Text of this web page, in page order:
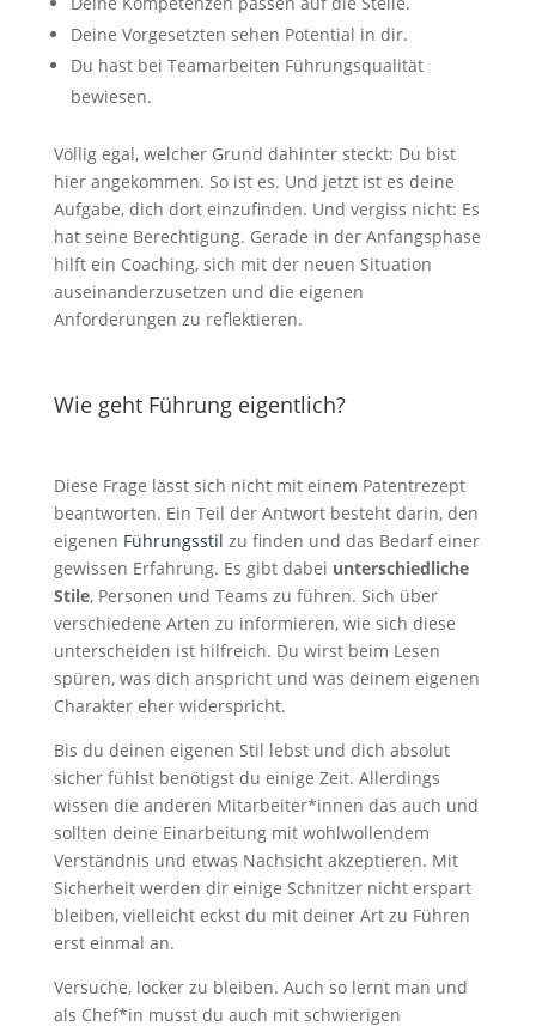
Deine Vorgesetzten sehen Potential in dir.
Du hast bei Teamarbeiten Führungsqualität
bewiesen.
Völlig egal, welcher Grund dahinter steckt: Du bist
hier angekommen. So ist es. Und jetzt ist es deine
Aufgabe, dich dort einzufinden. Und vergiss nicht: Es
hat seine Berechtigung. Gerade in der Anfangsphase
hilft ein Coaching, sich mit der neuen Situation
auseinanderzusetzen und die eigenen
Anforderungen zu reflektieren.
Wie geht Führung eigentlich?
Diese Frage lässt sich nicht mit einem Patentrezept
beantworten. Ein Teil der Antwort besteht darin, den
eigenen Führungsstil zu finden und das Bedarf einer
gewissen Erfahrung. Es gibt dabei unterschiedliche
Stile, Personen und Teams zu führen. Sich über
verschiedene Arten zu informieren, wie sich diese
unterscheiden ist hilfreich. Du wirst beim Lesen
spüren, was dich anspricht und was deinem eigenen
Charakter eher widerspricht.
Bis du deinen eigenen Stil lebst und dich absolut
sicher fühlst benötigst du einige Zeit. Allerdings
wissen die anderen Mitarbeiter*innen das auch und
sollten deine Einarbeitung mit wohlwollendem
Verständnis und etwas Nachsicht akzeptieren. Mit
Sicherheit werden dir einige Schnitzer nicht erspart
bleiben, vielleicht eckst du mit deiner Art zu Führen
erst einmal an.
Versuche, locker zu bleiben. Auch so lernt man und
als Chef*in musst du auch mit schwierigen